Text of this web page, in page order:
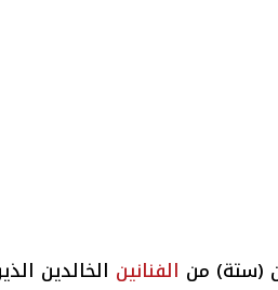
(ستة) من الفنانين الخالدين